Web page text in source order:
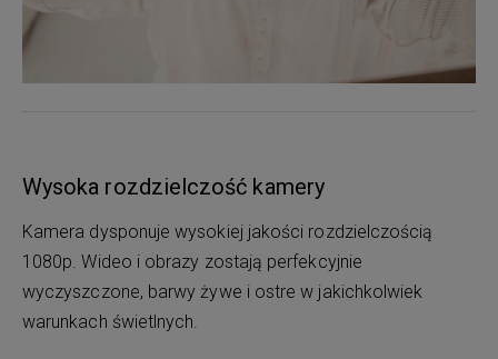
Wysoka rozdzielczość kamery
Kamera dysponuje wysokiej jakości rozdzielczością
1080p. Wideo i obrazy zostają perfekcyjnie
wyczyszczone, barwy żywe i ostre w jakichkolwiek
warunkach świetlnych.